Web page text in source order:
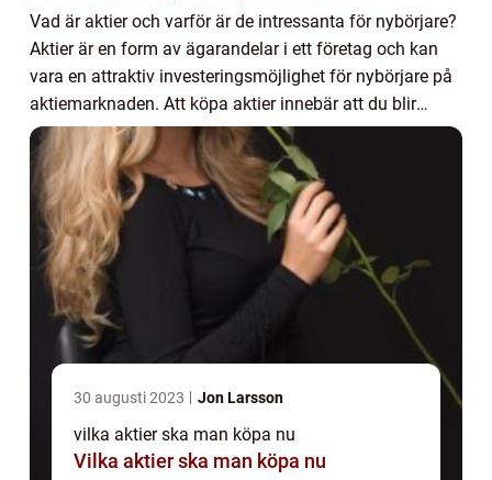
Vad är aktier och varför är de intressanta för nybörjare?
Aktier är en form av ägarandelar i ett företag och kan
vara en attraktiv investeringsmöjlighet för nybörjare på
aktiemarknaden. Att köpa aktier innebär att du blir
delägare i ett bolag och där...
30 augusti 2023 Jon Larsson
vilka aktier ska man köpa nu
Vilka aktier ska man köpa nu